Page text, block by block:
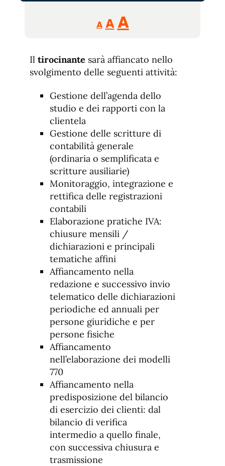
A
Reducir
tamaño
A Restablecer
tamaño
de
fuente
AAumentar
de
fuente.
Il tirocinante sarà affiancato nello
svolgimento delle seguenti attività:
Gestione dell’agenda dello
studio e dei rapporti con la
clientela
Gestione delle scritture di
contabilità generale
(ordinaria o semplificata e
scritture ausiliarie)
Monitoraggio, integrazione e
rettifica delle registrazioni
contabili
Elaborazione pratiche IVA:
chiusure mensili /
dichiarazioni e principali
tematiche affini
Affiancamento nella
redazione e successivo invio
telematico delle dichiarazioni
periodiche ed annuali per
persone giuridiche e per
persone fisiche
Affiancamento
nell’elaborazione dei modelli
770
Affiancamento nella
predisposizione del bilancio
di esercizio dei clienti: dal
bilancio di verifica
intermedio a quello finale,
con successiva chiusura e
trasmissione